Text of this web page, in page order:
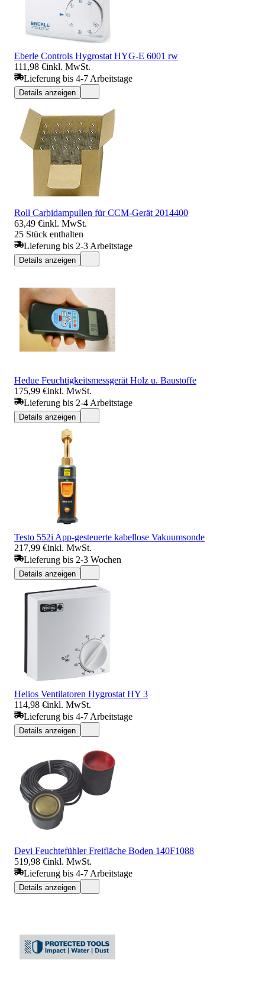
Eberle Controls Hygrostat HYG-E 6001 rw
111,98 €inkl. MwSt.
Lieferung bis 4-7 Arbeitstage
Details anzeigen
Roll Carbidampullen für CCM-Gerät 2014400
63,49 €inkl. MwSt.
25 Stück enthalten
Lieferung bis 2-3 Arbeitstage
Details anzeigen
Hedue Feuchtigkeitsmessgerät Holz u. Baustoffe
175,99 €inkl. MwSt.
Lieferung bis 2-4 Arbeitstage
Details anzeigen
Testo 552i App-gesteuerte kabellose Vakuumsonde
217,99 €inkl. MwSt.
Lieferung bis 2-3 Wochen
Details anzeigen
Helios Ventilatoren Hygrostat HY 3
114,98 €inkl. MwSt.
Lieferung bis 4-7 Arbeitstage
Details anzeigen
Devi Feuchtefühler Freifläche Boden 140F1088
519,98 €inkl. MwSt.
Lieferung bis 4-7 Arbeitstage
Details anzeigen